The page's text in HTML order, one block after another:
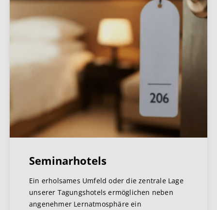
Seminarhotels
Ein erholsames Umfeld oder die zentrale Lage
unserer Tagungshotels ermöglichen neben
angenehmer Lernatmosphäre ein